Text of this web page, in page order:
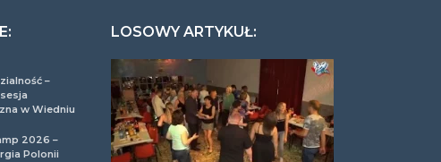
–
w Wiedniu
2026 –
Polonii
LOSOWY ARTYKUŁ: